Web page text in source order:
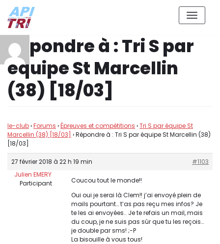
Aller
contenu
Répondre à : Tri S par
équipe St Marcellin
(38) [18/03]
le-club›Forums ›Épreuves et compétitions ›Tri S par équipe St
Marcellin (38) [18/03] ›Répondre à : Tri S par équipe St Marcellin (38)
[18/03]
27 février 2018 à 22 h 19 min
#1103
Julien EMERY
Participant
Coucou tout le monde!!
Oui oui je serai là Clem!! j’ai envoyé plein de
mails pourtant… t’as pas reçu mes infos? Je
te les ai envoyées.. Je te refais un mail, mais
du coup, je ne suis pas sûr que tu les reçois…
je double par sms! ;-P
La bisouille à vous tous!